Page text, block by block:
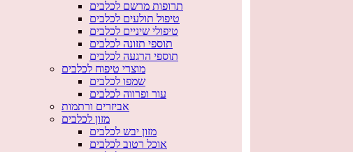
תרופות מרשם לכלבים
טיפול תולעים לכלבים
טיפולי שיניים לכלבים
תוספי תזונה לכלבים
תוספי הרגעה לכלבים
מוצרי טיפוח לכלבים
שמפו לכלבים
עור ופרווה לכלבים
אביזרים ורתמות
מזון לכלבים
מזון יבש לכלבים
אוכל רטוב לכלבים